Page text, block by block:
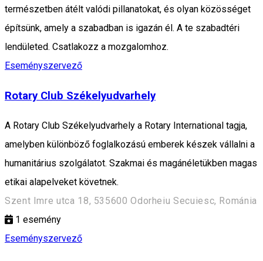
természetben átélt valódi pillanatokat, és olyan közösséget
építsünk, amely a szabadban is igazán él. A te szabadtéri
lendületed. Csatlakozz a mozgalomhoz.
Eseményszervező
Rotary Club Székelyudvarhely
A Rotary Club Székelyudvarhely a Rotary International tagja,
amelyben különböző foglalkozású emberek készek vállalni a
humanitárius szolgálatot. Szakmai és magánéletükben magas
etikai alapelveket követnek.
Szent Imre utca 18, 535600 Odorheiu Secuiesc, Románia
1 esemény
Eseményszervező